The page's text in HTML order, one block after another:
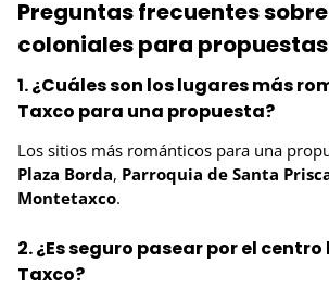
Preguntas frecuentes
coloniales para
1. ¿Cuáles son los lugares más
Taxco para una propuesta?
Los sitios más románticos para una
Plaza Borda, Parroquia de Santa
Montetaxco.
2. ¿Es seguro pasear por el
Taxco?